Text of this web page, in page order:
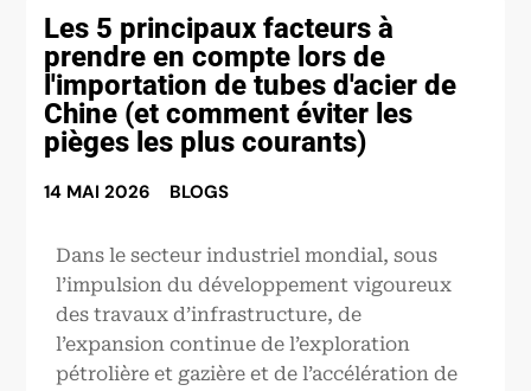
Les 5 principaux facteurs à
prendre en compte lors de
l'importation de tubes d'acier de
Chine (et comment éviter les
pièges les plus courants)
14 MAI 2026 BLOGS
Dans le secteur industriel mondial, sous
l’impulsion du développement vigoureux
des travaux d’infrastructure, de
l’expansion continue de l’exploration
pétrolière et gazière et de l’accélération de